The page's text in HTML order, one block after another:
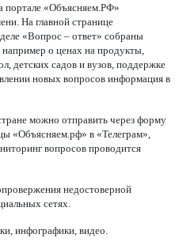
портале «Объясняем.РФ»
На главной странице
«Вопрос – ответ» собраны
о ценах на продукты,
детских садов и вузов, поддержке
новых вопросов информация в
можно отправить через форму
«Объясняем.рф» в «Телеграм»,
вопросов проводится
недостоверной
сетях.
инфографики, видео.